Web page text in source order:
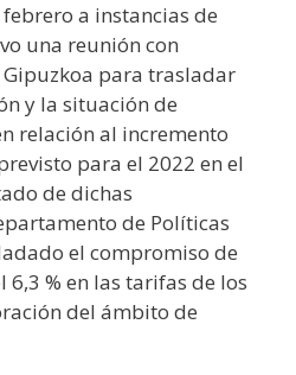
a instancias de
una reunión con
para trasladar
y la situación de
relación al incremento
para el 2022 en el
de dichas
de Políticas
el compromiso de
% en las tarifas de los
del ámbito de